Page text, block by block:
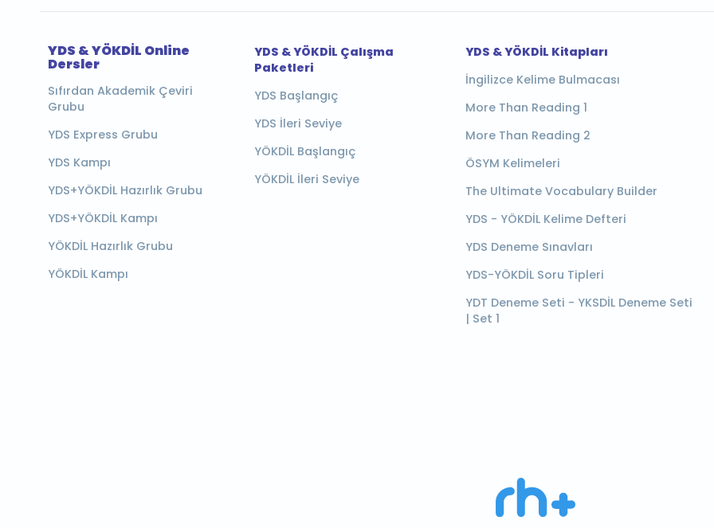
YDS & YÖKDİL Online
Dersler
Sıfırdan Akademik Çeviri
Grubu
YDS Express Grubu
YDS Kampı
YDS+YÖKDİL Hazırlık Grubu
YDS+YÖKDİL Kampı
YÖKDİL Hazırlık Grubu
YÖKDİL Kampı
YDS & YÖKDİL Çalışma
Paketleri
YDS Başlangıç
YDS İleri Seviye
YÖKDİL Başlangıç
YÖKDİL İleri Seviye
YDS & YÖKDİL Kitapları
İngilizce Kelime Bulmacası
More Than Reading 1
More Than Reading 2
ÖSYM Kelimeleri
The Ultimate Vocabulary Builder
YDS - YÖKDİL Kelime Defteri
YDS Deneme Sınavları
YDS-YÖKDİL Soru Tipleri
YDT Deneme Seti - YKSDİL Deneme Seti
| Set 1